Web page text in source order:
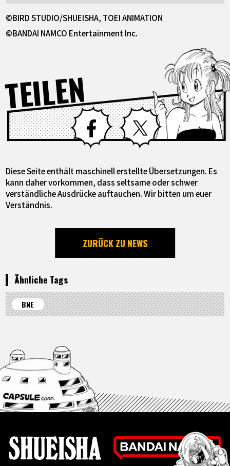
©BIRD STUDIO/SHUEISHA, TOEI ANIMATION
©BANDAI NAMCO Entertainment Inc.
TEILEN Facebook X
Diese Seite enthält maschinell erstellte Übersetzungen. Es
kann daher vorkommen, dass seltsame oder schwer
verständliche Ausdrücke auftauchen. Wir bitten um euer
Verständnis.
ZURÜCK ZU NEWS
Ähnliche Tags
BNE